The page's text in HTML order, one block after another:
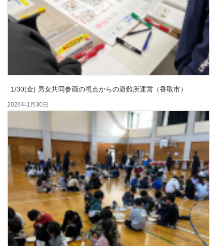
1/30(金) 男女共同参画の視点からの避難所運営（香取市）
2026年1月30日